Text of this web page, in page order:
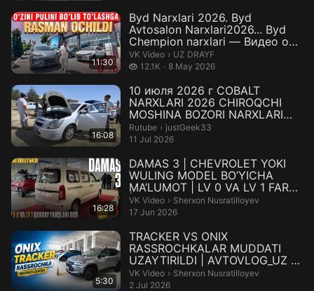
11:30
Byd Narxlari 2026. Byd
Avtosalon Narxlari2026... Byd
Chempion narxlari — Видео от
UZ ...
VK Video › UZ DRAYF.
UZ DRAYF
12.1K
12.1 thousand views
8 May 2026
16:08
10 июля 2026 г COBALT
NARXLARI 2026 CHIROQCHI
MOSHINA BOZORI NARXLARI
2026 ‼#cobalt...
Rutube › justGeek33.
justGeek33
11 Jul 2026
16:28
DAMAS 3 | CHEVROLET YOKI
WULING MODEL BO’YICHA
MA’LUMOT | LV 0 VA LV 1 FARQI
| AVTO_V...
VK Video › Sherxon Nusratilloyev.
Sherxon Nusratilloyev
17 Jun 2026
5:30
TRACKER VS ONIX
RASSROCHKALAR MUDDATI
UZAYTIRILDI | AVTOVLOG_UZ —
Видео от Sherxon Nu...
VK Video › Sherxon Nusratilloyev.
Sherxon Nusratilloyev
2 Jul 2026